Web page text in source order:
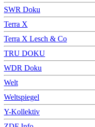
SWR Doku
Terra X
Terra X Lesch & Co
TRU DOKU
WDR Doku
Welt
Weltspiegel
Y-Kollektiv